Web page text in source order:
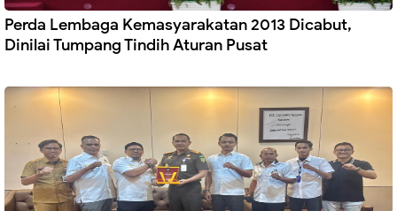
Perda Lembaga Kemasyarakatan 2013 Dicabut,
Dinilai Tumpang Tindih Aturan Pusat